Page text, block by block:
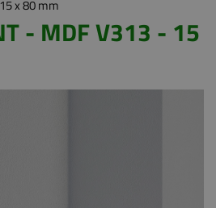
x 80 mm
- MDF V313 - 15